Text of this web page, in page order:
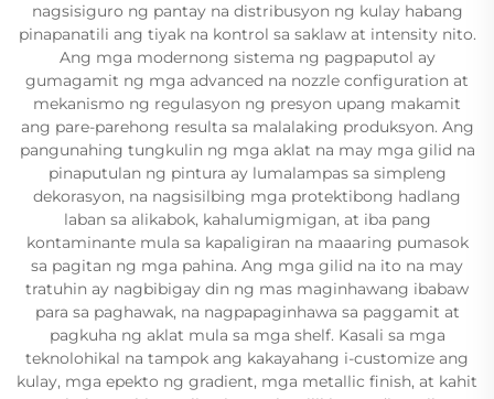
nagsisiguro ng pantay na distribusyon ng kulay habang
pinapanatili ang tiyak na kontrol sa saklaw at intensity nito.
Ang mga modernong sistema ng pagpaputol ay
gumagamit ng mga advanced na nozzle configuration at
mekanismo ng regulasyon ng presyon upang makamit
ang pare-parehong resulta sa malalaking produksyon. Ang
pangunahing tungkulin ng mga aklat na may mga gilid na
pinaputulan ng pintura ay lumalampas sa simpleng
dekorasyon, na nagsisilbing mga protektibong hadlang
laban sa alikabok, kahalumigmigan, at iba pang
kontaminante mula sa kapaligiran na maaaring pumasok
sa pagitan ng mga pahina. Ang mga gilid na ito na may
tratuhin ay nagbibigay din ng mas maginhawang ibabaw
para sa paghawak, na nagpapaginhawa sa paggamit at
pagkuha ng aklat mula sa mga shelf. Kasali sa mga
teknolohikal na tampok ang kakayahang i-customize ang
kulay, mga epekto ng gradient, mga metallic finish, at kahit